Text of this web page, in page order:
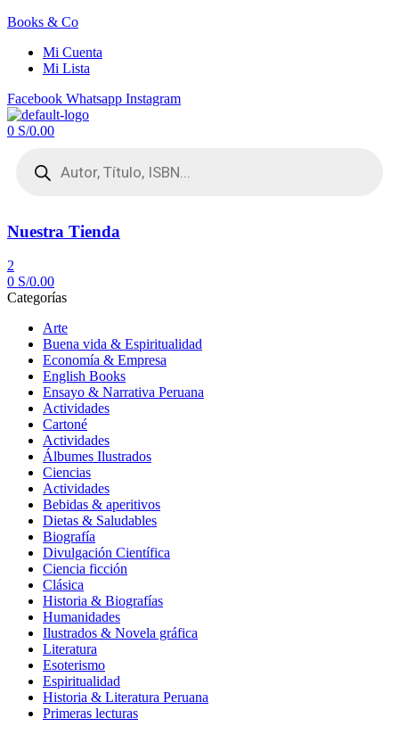
Books & Co
Mi Cuenta
Mi Lista
Facebook Whatsapp Instagram
Menú
0 S/0.00
productos
Nuestra Tienda
2
0 S/0.00
Categorías
Arte
Buena vida & Espiritualidad
Economía & Empresa
English Books
Ensayo & Narrativa Peruana
Actividades
Cartoné
Actividades
Álbumes Ilustrados
Ciencias
Actividades
Bebidas & aperitivos
Dietas & Saludables
Biografía
Divulgación Científica
Ciencia ficción
Clásica
Historia & Biografías
Humanidades
Ilustrados & Novela gráfica
Literatura
Esoterismo
Espiritualidad
Historia & Literatura Peruana
Primeras lecturas